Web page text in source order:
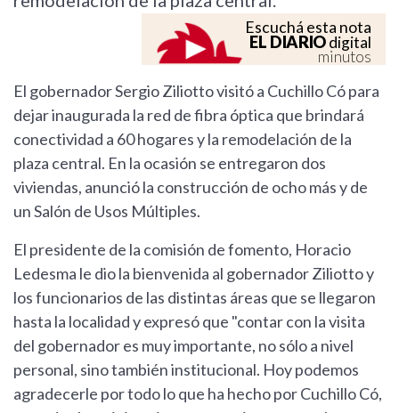
Escuchá esta nota
EL DIARIOdigital
minutos
El gobernador Sergio Ziliotto visitó a Cuchillo Có para
dejar inaugurada la red de fibra óptica que brindará
conectividad a 60 hogares y la remodelación de la
plaza central. En la ocasión se entregaron dos
viviendas, anunció la construcción de ocho más y de
un Salón de Usos Múltiples.
El presidente de la comisión de fomento, Horacio
Ledesma le dio la bienvenida al gobernador Ziliotto y
los funcionarios de las distintas áreas que se llegaron
hasta la localidad y expresó que "contar con la visita
del gobernador es muy importante, no sólo a nivel
personal, sino también institucional. Hoy podemos
agradecerle por todo lo que ha hecho por Cuchillo Có,